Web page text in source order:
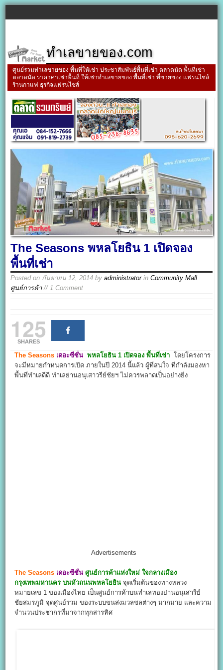
ทำเลขายของ.com
ศูนย์รวมทำเลขายของ พื้นที่ให้เช่า ประชาสัมพันธ์พื้นที่เช่า ตลาดนัด พื้นที่เช่า
ตลาดนัด ราคาค่าเช่าพื้นที่ ให้เช่าทำเลขายของ พื้นที่เช่า ที่ขายของ แฟรนไชส์
ร้านกาแฟ ธุรกิจแฟรนไชส์
The Seasons พหลโยธิน 1 เปิดจอง
พื้นที่เช่า
Posted on กันยายน 12, 2014 byadministratorinCommunity Mall
ศูนย์การค้า// 1 Comment
125
SHARES
The Seasons เดอะซีซั่น พหลโยธิน 1 เปิดจอง พื้นที่เช่า โดยโครงการ
จะมีหมายกำหนดการเปิด ภายในปี 2014 นี้แล้ว ผู้ที่สนใจ ที่กำลังมองหา
พื้นที่ทำเลดีดี ทำเลย่านอนุเสาวรีย์ชัยฯ ไม่ควรพลาดเป็นอย่างยิ่ง
Advertisements
The Seasons เดอะซีซั่น ศูนย์การค้าแห่งใหม่ ใจกลางเมือง
กรุงเทพมหานคร บนหัวถนนพหลโยธิน จุดเริ่มต้นของทางหลวง
หมายเลข 1 ของเมืองไทย เป็นศูนย์การค้าบนทำเลทองย่านอนุเสารีย์
ชัยสมรภูมิ จุดศูนย์รวม ของระบบขนส่งมวลชลต่างๆ มากมาย และความ
จำนวนประชากรที่มาจากทุกสารทิศ